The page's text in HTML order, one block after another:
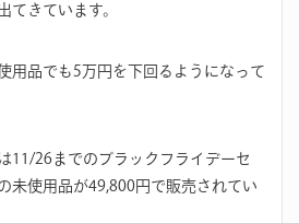
てきています。
用品でも5万円を下回るようになって
11/26までのブラックフライデーセ
未使用品が49,800円で販売されてい